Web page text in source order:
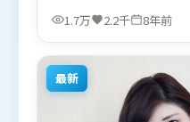
政民等联袂出演。影片
观看。
1.7万 2.2千 8年前
最新